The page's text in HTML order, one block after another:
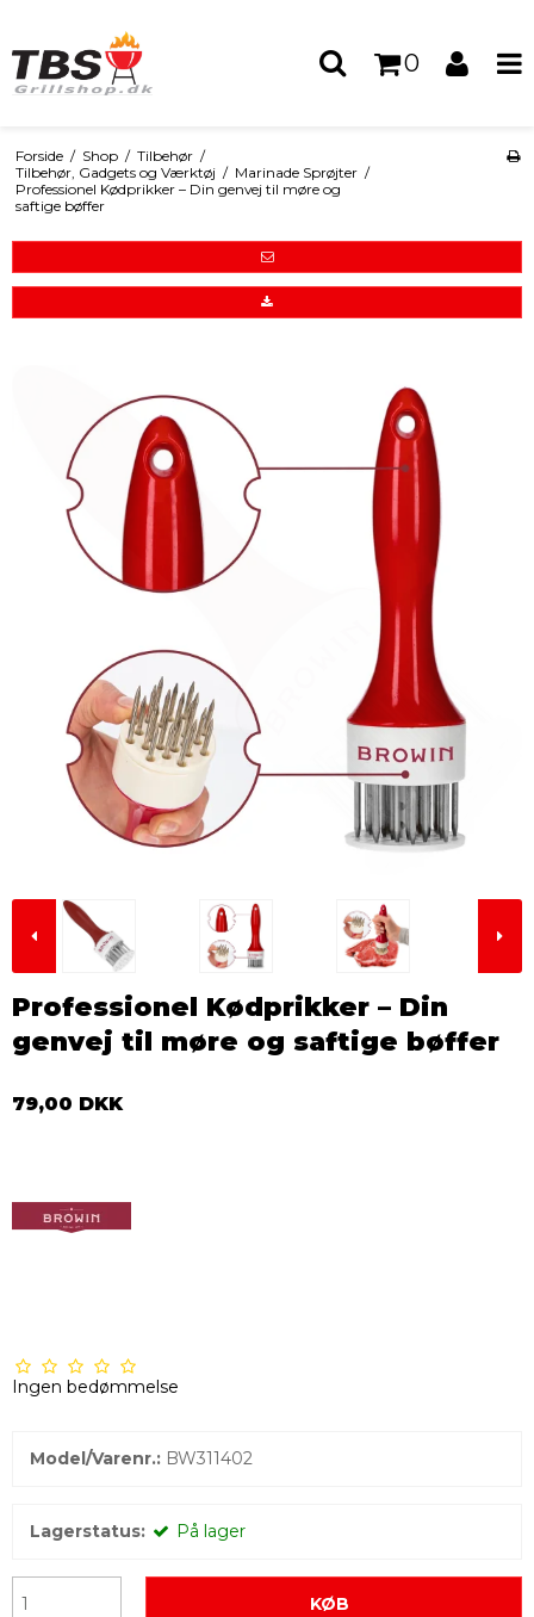
0
Forside / Shop / Tilbehør /
Tilbehør, Gadgets og Værktøj / Marinade Sprøjter /
Professionel Kødprikker – Din genvej til møre og
saftige bøffer
Professionel Kødprikker – Din
genvej til møre og saftige bøffer
79,00 DKK
Ingen bedømmelse
Model/Varenr.: BW311402
Lagerstatus: På lager
KØB